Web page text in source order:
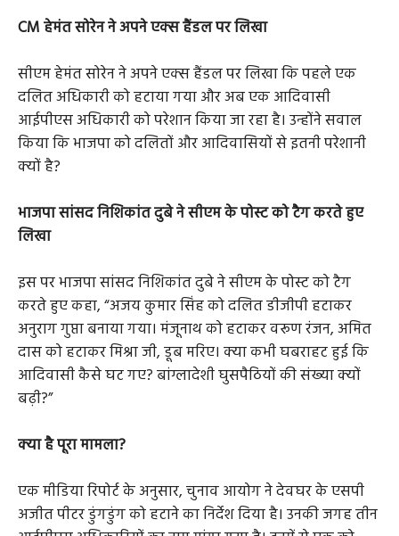
CM हेमंत सोरेन ने अपने एक्स हैंडल पर लिखा
सीएम हेमंत सोरेन ने अपने एक्स हैंडल पर लिखा कि पहले एक
दलित अधिकारी को हटाया गया और अब एक आदिवासी
आईपीएस अधिकारी को परेशान किया जा रहा है। उन्होंने सवाल
किया कि भाजपा को दलितों और आदिवासियों से इतनी परेशानी
क्यों है?
भाजपा सांसद निशिकांत दुबे ने सीएम के पोस्ट को टैग करते हुए
लिखा
इस पर भाजपा सांसद निशिकांत दुबे ने सीएम के पोस्ट को टैग
करते हुए कहा, “अजय कुमार सिंह को दलित डीजीपी हटाकर
अनुराग गुप्ता बनाया गया। मंजूनाथ को हटाकर वरूण रंजन, अमित
दास को हटाकर मिश्रा जी, डूब मरिए। क्या कभी घबराहट हुई कि
आदिवासी कैसे घट गए? बांग्लादेशी घुसपैठियों की संख्या क्यों
बढ़ी?”
क्या है पूरा मामला?
एक मीडिया रिपोर्ट के अनुसार, चुनाव आयोग ने देवघर के एसपी
अजीत पीटर डुंगडुंग को हटाने का निर्देश दिया है। उनकी जगह तीन